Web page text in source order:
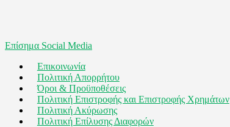
Επίσημα Social Media
Επικοινωνία
Πολιτική Απορρήτου
Όροι & Προϋποθέσεις
Πολιτική Επιστροφής και Επιστροφής Χρημάτων
Πολιτική Ακύρωσης
Πολιτική Επίλυσης Διαφορών